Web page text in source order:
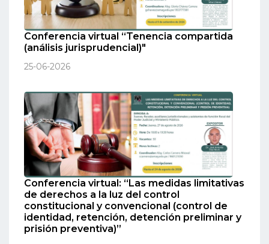
Conferencia virtual “Tenencia compartida
(análisis jurisprudencial)"
25-06-2026
Conferencia virtual: “Las medidas limitativas
de derechos a la luz del control
constitucional y convencional (control de
identidad, retención, detención preliminar y
prisión preventiva)”